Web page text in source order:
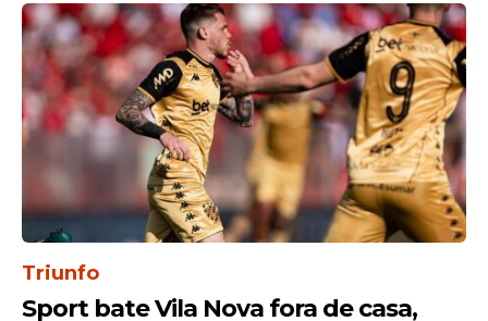
Triunfo
Sport bate Vila Nova fora de casa,